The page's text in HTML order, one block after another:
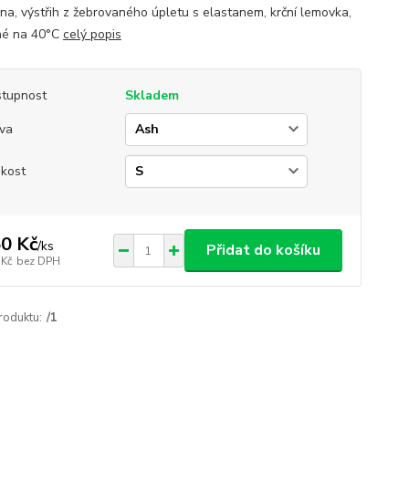
výstřih z žebrovaného úpletu s elastanem, krční lemovka,
na 40°C celý popis
Skladem
Kč/ks
bez DPH
Přidat do košíku
/1